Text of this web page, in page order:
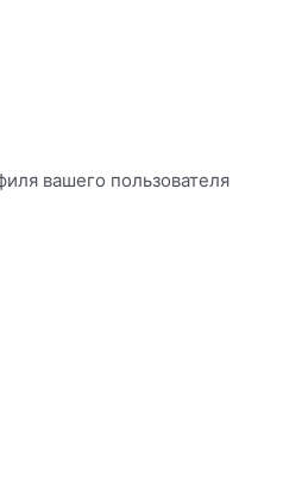
вашего пользователя